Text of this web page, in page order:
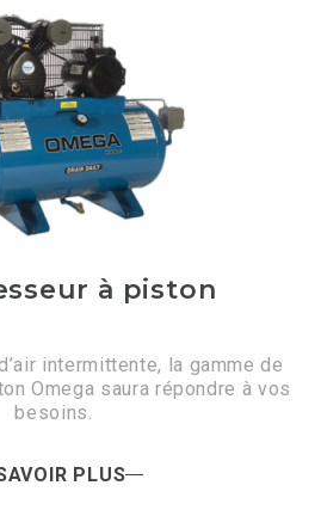
à piston
intermittente, la gamme de
Omega saura répondre à vos
besoins.
PLUS